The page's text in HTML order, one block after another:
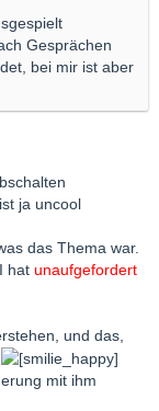
Gesprächen
bei mir ist aber
ja uncool
das Thema war.
hat unaufgefordert
und das,
mit ihm